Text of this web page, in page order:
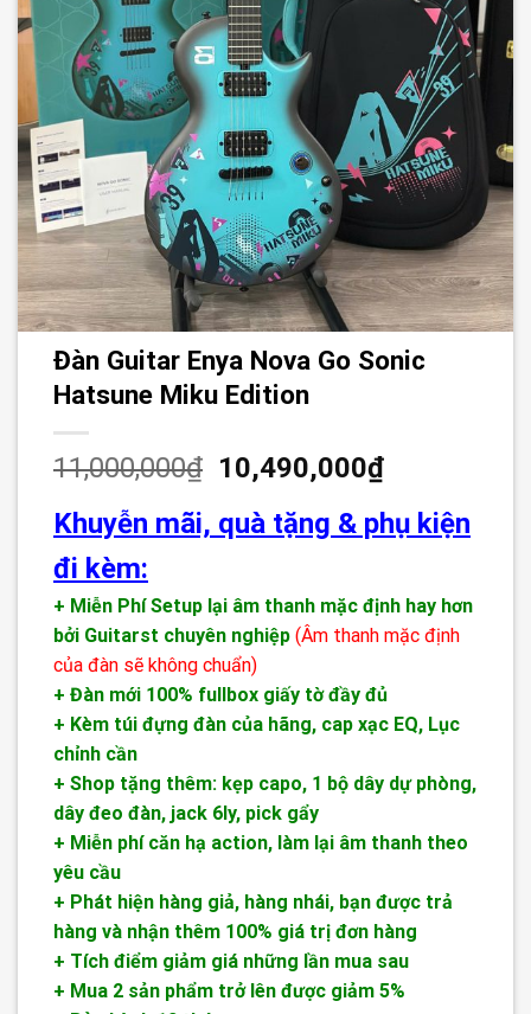
Đàn Guitar Enya Nova Go Sonic
Hatsune Miku Edition
11,000,000₫ 10,490,000₫
Khuyễn mãi, quà tặng & phụ kiện
đi kèm:
+ Miễn Phí Setup lại âm thanh mặc định hay hơn
bởi Guitarst chuyên nghiệp (Âm thanh mặc định
của đàn sẽ không chuẩn)
+ Đàn mới 100% fullbox giấy tờ đầy đủ
+ Kèm túi đựng đàn của hãng, cap xạc EQ, Lục
chỉnh cần
+ Shop tặng thêm: kẹp capo, 1 bộ dây dự phòng,
dây đeo đàn, jack 6ly, pick gẩy
+ Miễn phí căn hạ action, làm lại âm thanh theo
yêu cầu
+ Phát hiện hàng giả, hàng nhái, bạn được trả
hàng và nhận thêm 100% giá trị đơn hàng
+ Tích điểm giảm giá những lần mua sau
+ Mua 2 sản phẩm trở lên được giảm 5%